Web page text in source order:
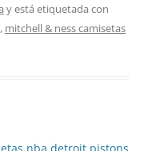
y está etiquetada con
, mitchell & ness camisetas